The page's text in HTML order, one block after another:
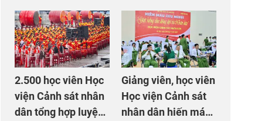
2.500 học viên Học
viện Cảnh sát nhân
dân tổng hợp luyện
Giảng viên, học viên
Học viện Cảnh sát
nhân dân hiến máu